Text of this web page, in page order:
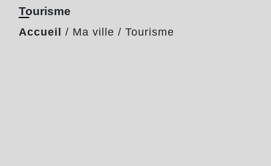
Tourisme
Accueil / Ma ville / Tourisme